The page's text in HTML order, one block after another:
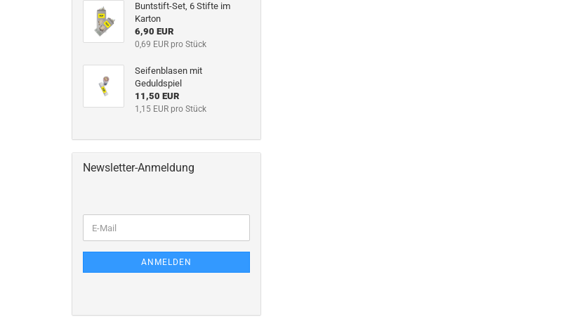
Buntstift-Set, 6 Stifte im
Karton
6,90 EUR
0,69 EUR pro Stück
Seifenblasen mit
Geduldspiel
11,50 EUR
1,15 EUR pro Stück
Newsletter-Anmeldung
ANMELDEN